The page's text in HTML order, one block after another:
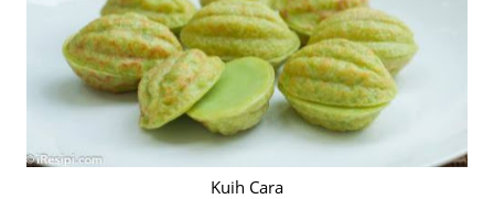
Kuih Cara